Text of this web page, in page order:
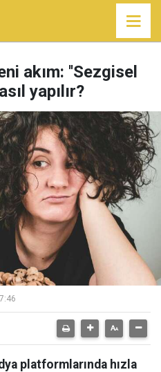
akım: ''Sezgisel
yapılır?
platformlarında hızla